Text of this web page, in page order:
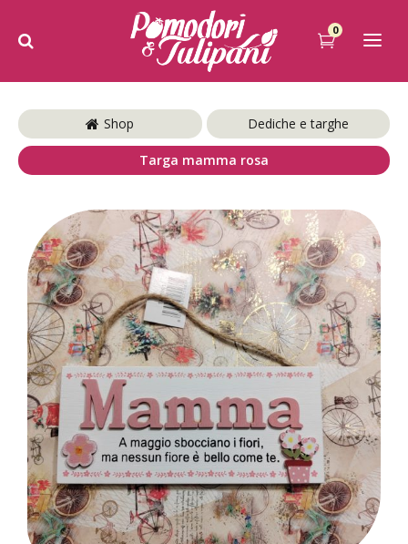
0
Shop Dediche e targhe
Targa mamma rosa